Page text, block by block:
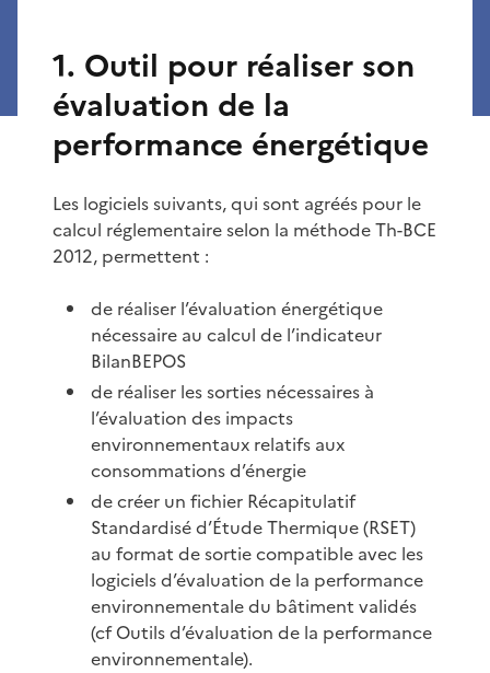
1. Outil pour réaliser son
évaluation de la
performance énergétique
Les logiciels suivants, qui sont agréés pour le
calcul réglementaire selon la méthode Th-BCE
2012, permettent :
de réaliser l’évaluation énergétique
nécessaire au calcul de l’indicateur
BilanBEPOS
de réaliser les sorties nécessaires à
l’évaluation des impacts
environnementaux relatifs aux
consommations d’énergie
de créer un fichier Récapitulatif
Standardisé d’Étude Thermique (RSET)
au format de sortie compatible avec les
logiciels d’évaluation de la performance
environnementale du bâtiment validés
(cf Outils d’évaluation de la performance
environnementale).